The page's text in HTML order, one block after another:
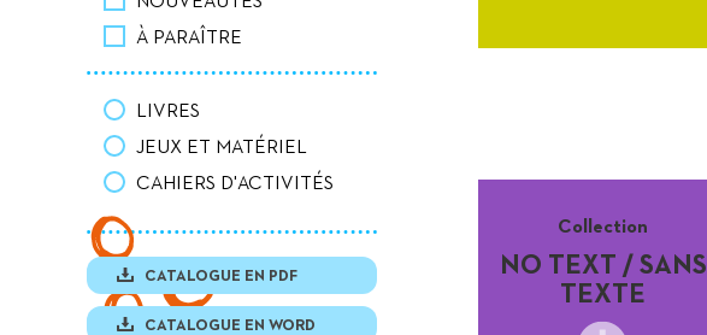
À PARAÎTRE
LIVRES
JEUX ET MATÉRIEL
CAHIERS D'ACTIVITÉS
CATALOGUE EN PDF
CATALOGUE EN WORD
Collection
NO TEXT / SANS
TEXTE